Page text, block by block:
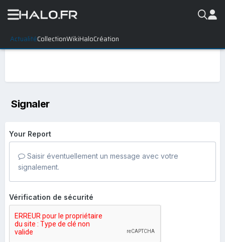
ActualitéCollectionWikiHaloCréation
Signaler
Your Report
Saisir éventuellement un message avec votre
signalement.
Vérification de sécurité